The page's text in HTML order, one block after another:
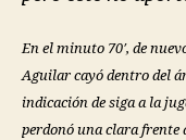
En el minuto 70′, de
Aguilar cayó dentro del
indicación de siga a la
perdonó una clara frente